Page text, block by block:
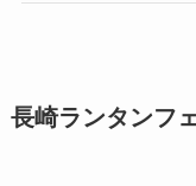
長崎ランタンフ